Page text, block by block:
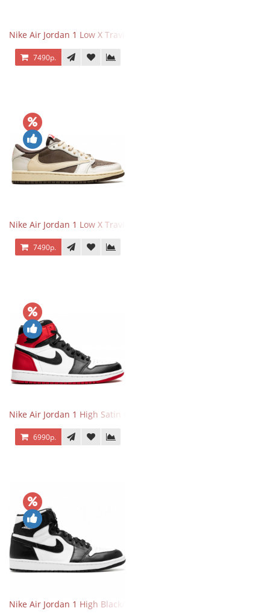
Nike Air Jordan 1 Low X Travis Scott Olive
7490р.
Nike Air Jordan 1 Low X Travis Scott Reverse Mocha
7490р.
Nike Air Jordan 1 High Satin Black Toe
6990р.
Nike Air Jordan 1 High Black/White